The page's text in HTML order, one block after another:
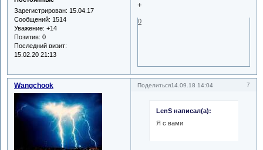
Зарегистрирован: 15.04.17
Сообщений: 1514
Уважение: +14
Позитив: 0
Последний визит:
15.02.20 21:13
+
0
Поделиться 7
14.09.18 14:04
Wangchook
LenS написал(а):
Я с вами